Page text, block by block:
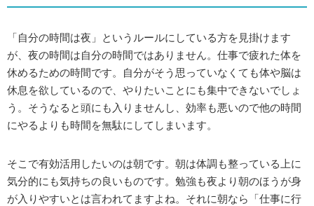
「自分の時間は夜」というルールにしている方を見掛けます
が、夜の時間は自分の時間ではありません。仕事で疲れた体を
休めるための時間です。自分がそう思っていなくても体や脳は
休息を欲しているので、やりたいことにも集中できないでしょ
う。そうなると頭にも入りませんし、効率も悪いので他の時間
にやるよりも時間を無駄にしてしまいます。
そこで有効活用したいのは朝です。朝は体調も整っている上に
気分的にも気持ちの良いものです。勉強も夜より朝のほうが身
が入りやすいとは言われてますよね。それに朝なら「仕事に行